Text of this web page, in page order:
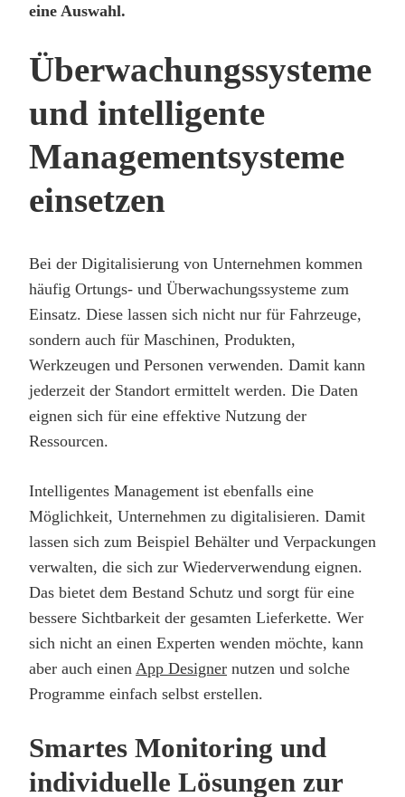
eine Auswahl.
Überwachungssysteme
und intelligente
Managementsysteme
einsetzen
Bei der Digitalisierung von Unternehmen kommen
häufig Ortungs- und Überwachungssysteme zum
Einsatz. Diese lassen sich nicht nur für Fahrzeuge,
sondern auch für Maschinen, Produkten,
Werkzeugen und Personen verwenden. Damit kann
jederzeit der Standort ermittelt werden. Die Daten
eignen sich für eine effektive Nutzung der
Ressourcen.
Intelligentes Management ist ebenfalls eine
Möglichkeit, Unternehmen zu digitalisieren. Damit
lassen sich zum Beispiel Behälter und Verpackungen
verwalten, die sich zur Wiederverwendung eignen.
Das bietet dem Bestand Schutz und sorgt für eine
bessere Sichtbarkeit der gesamten Lieferkette. Wer
sich nicht an einen Experten wenden möchte, kann
aber auch einen App Designer nutzen und solche
Programme einfach selbst erstellen.
Smartes Monitoring und
individuelle Lösungen zur